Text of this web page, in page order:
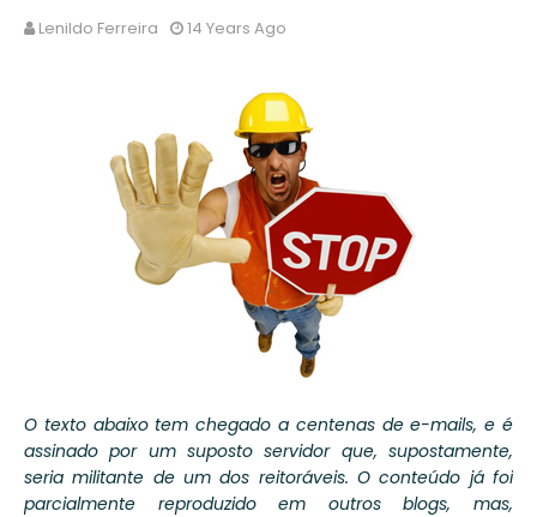
Lenildo Ferreira 14 Years Ago
O texto abaixo tem chegado a centenas de e-mails, e é
assinado por um suposto servidor que, supostamente,
seria militante de um dos reitoráveis. O conteúdo já foi
parcialmente reproduzido em outros blogs, mas,